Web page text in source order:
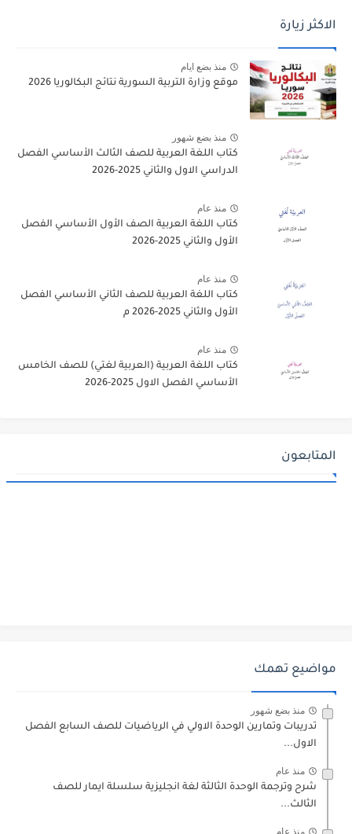
الاكثر زيارة
منذ بضع ايام
موقع وزارة التربية السورية نتائج البكالوريا 2026
منذ بضع شهور
كتاب اللغة العربية للصف الثالث الأساسي الفصل
الدراسي الاول والثاني 2025-2026
منذ عام
كتاب اللغة العربية الصف الأول الأساسي الفصل
الأول والثاني 2025-2026
منذ عام
كتاب اللغة العربية للصف الثاني الأساسي الفصل
الأول والثاني 2025-2026 م
منذ عام
كتاب اللغة العربية (العربية لغتي) للصف الخامس
الأساسي الفصل الاول 2025-2026
المتابعون
مواضيع تهمك
منذ بضع شهور
تدريبات وتمارين الوحدة الاولي في الرياضيات للصف السابع الفصل
الاول...
منذ عام
شرح وترجمة الوحدة الثالثة لغة انجليزية سلسلة ايمار للصف
الثالث...
منذ عام